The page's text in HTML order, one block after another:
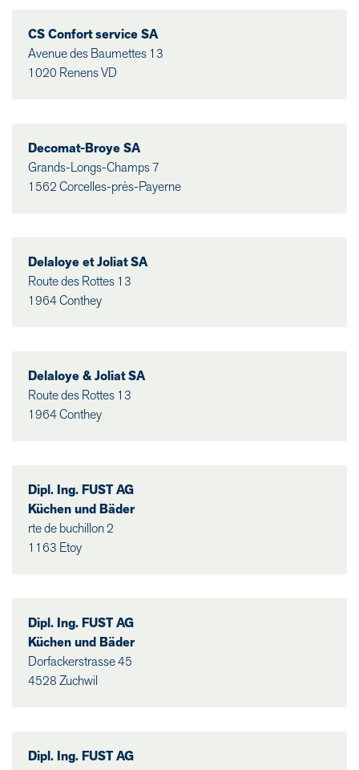
CS Confort service SA
Avenue des Baumettes 13
1020 Renens VD
Decomat-Broye SA
Grands-Longs-Champs 7
1562 Corcelles-près-Payerne
Delaloye et Joliat SA
Route des Rottes 13
1964 Conthey
Delaloye & Joliat SA
Route des Rottes 13
1964 Conthey
Dipl. Ing. FUST AG
Küchen und Bäder
rte de buchillon 2
1163 Etoy
Dipl. Ing. FUST AG
Küchen und Bäder
Dorfackerstrasse 45
4528 Zuchwil
Dipl. Ing. FUST AG